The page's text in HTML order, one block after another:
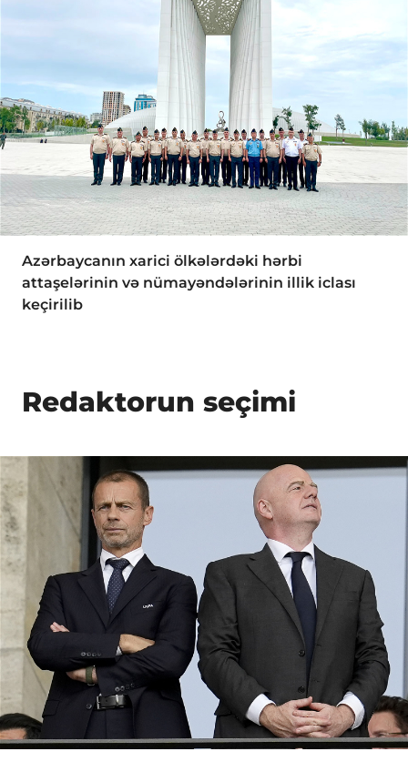
Azərbaycanın xarici ölkələrdəki hərbi
attaşelərinin və nümayəndələrinin illik iclası
keçirilib
Redaktorun seçimi